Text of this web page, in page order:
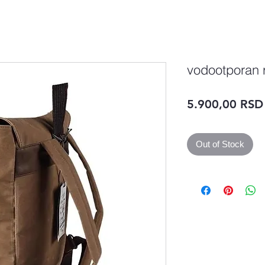
vodootporan
5.900,00 RSD
Out of Stock